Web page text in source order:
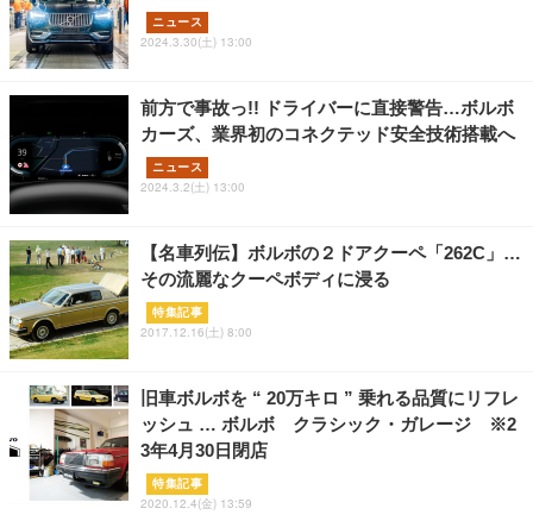
ニュース
2024.3.30(土) 13:00
前方で事故っ!! ドライバーに直接警告…ボルボ
カーズ、業界初のコネクテッド安全技術搭載へ
ニュース
2024.3.2(土) 13:00
【名車列伝】ボルボの２ドアクーペ「262C」…
その流麗なクーペボディに浸る
特集記事
2017.12.16(土) 8:00
旧車ボルボを “ 20万キロ ” 乗れる品質にリフレ
ッシュ … ボルボ クラシック・ガレージ ※2
3年4月30日閉店
特集記事
2020.12.4(金) 13:59